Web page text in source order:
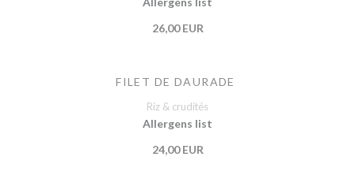
26,00 EUR
FILET DE DAURADE
Riz & crudités
Allergens list
24,00 EUR